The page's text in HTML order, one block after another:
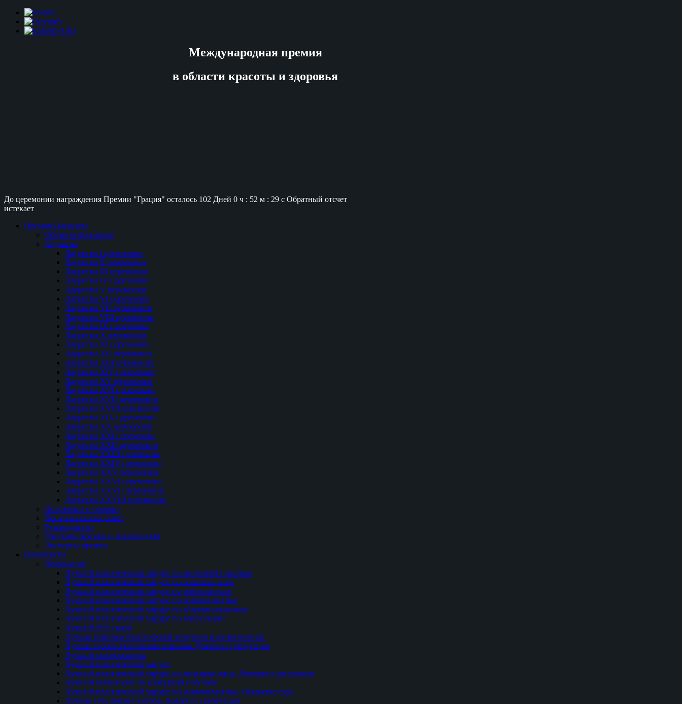
Международная премия
в области красоты и здоровья
До церемонии награждения Премии "Грация" осталось 102 Дней 0 ч : 52 м : 28 с Обратный отсчет
истекает
Премия::Лауреаты
Общая информация
Лауреаты
Лауреаты I церемонии
Лауреаты II церемонии
Лауреаты III церемонии
Лауреаты IV церемонии
Лауреаты V церемонии
Лауреаты VI церемонии
Лауреаты VII церемонии
Лауреаты VIII церемонии
Лауреаты IX церемонии
Лауреаты Х церемонии
Лауреаты XI церемонии
Лауреаты XII церемонии
Лауреаты XIII церемонии
Лауреаты XIV церемонии
Лауреаты XV церемонии
Лауреаты XVI церемонии
Лауреаты XVII церемонии
Лауреаты XVIII церемонии
Лауреаты XIX церемонии
Лауреаты XX церемонии
Лауреаты XXI церемонии
Лауреаты XXII церемонии
Лауреаты XXIII церемонии
Лауреаты XXIV церемонии
Лауреаты XXV церемонии
Лауреаты XXVI церемонии
Лауреаты XXVII церемонии
Лауреаты XXVIII церемонии
Положение о премии
Попечительский совет
Руководители
Дипломы премии и мероприятия
Эксперты премии
Номинанты
Номинации
Лучший пластический хирург по интимной пластике
Лучший пластический хирург по пластике лица
Лучший пластический хирург по ринопластике
Лучший пластический хирург по маммопластике
Лучший пластический хирург по абдоминопластике
Лучший пластический хирург по липосакции
Лучший SPA салон
Лучшая клиника пластической хирургии и косметологии
Лучшая стоматологическая клиника. Доверие и репутация
Лучший салон красоты
Лучший пластический хирург
Лучший пластический хирург по подтяжке лица. Доверие и репутация
Лучший косметолог по контурной пластике
Лучший пластический хирург по маммопластике. Открытие года
Лучшая сеть фитнес клубов. Доверие и репутация